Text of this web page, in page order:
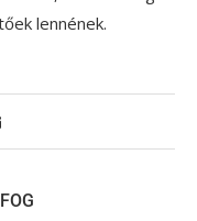
lennének.